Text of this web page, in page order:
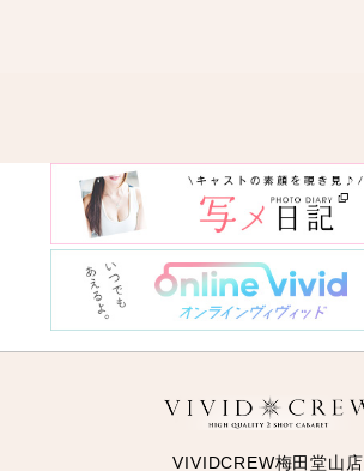
VIVIDCREW梅田堂山店